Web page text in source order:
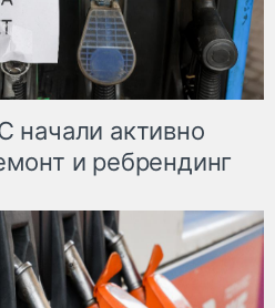
начали активно
и ребрендинг